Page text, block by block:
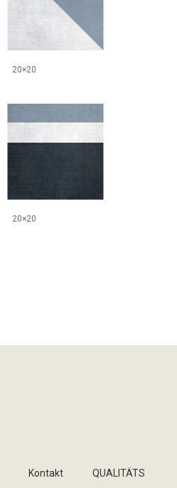
20×20
20×20
Kontakt QUALITÄTS